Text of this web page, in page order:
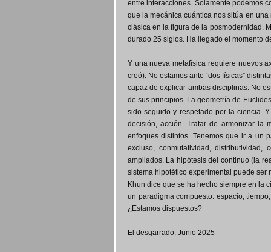
entre interacciones. Solamente podemos
que la mecánica cuántica nos sitúa en
clásica en la figura de la posmodernidad.
durado 25 siglos. Ha llegado el momento
Y una nueva metafísica requiere nuevos
creó). No estamos ante “dos físicas”
capaz de explicar ambas disciplinas. No
de sus principios. La geometría de
sido seguido y respetado por la ciencia.
decisión, acción. Tratar de armonizar
enfoques distintos. Tenemos que ir a un
excluso, conmutatividad,
ampliados. La hipótesis del continuo (la
sistema hipotético experimental puede
Khun dice que se ha hecho siempre en la
un paradigma compuesto: espacio,
¿Estamos dispuestos?
El desgarrado. Junio 2025